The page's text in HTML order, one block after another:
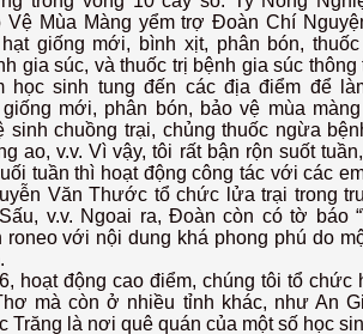
Vệ Mùa Màng yểm trợ Đoàn Chí
giống mới, bình xịt, phân bón,
gia súc, và thuốc trị bệnh gia súc thông
học sinh tung đến các địa điểm để
mới, phân bón, bảo vệ mùa
sinh chuồng trại, chủng thuốc ngừa
ao, v.v. Vì vậy, tôi rất bận rộn suốt
tuần thì hoạt động công tác với các
Văn Thước tổ chức lửa trại trong
v.v. Ngoai ra, Đoàn còn có tờ báo
roneo với nội dung khá phong phú do
động cao điểm, chúng tôi tổ chức
mà còn ở nhiều tỉnh khác, như An
Trăng là nơi quê quán của một số học